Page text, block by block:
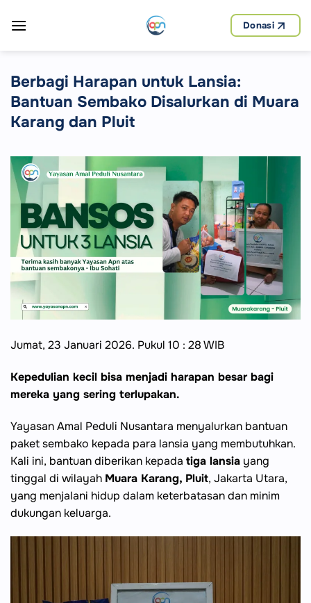
Donasi
Berbagi Harapan untuk Lansia:
Bantuan Sembako Disalurkan di Muara
Karang dan Pluit
Jumat, 23 Januari 2026. Pukul 10 : 28 WIB
Kepedulian kecil bisa menjadi harapan besar bagi
mereka yang sering terlupakan.
Yayasan Amal Peduli Nusantara menyalurkan bantuan
paket sembako kepada para lansia yang membutuhkan.
Kali ini, bantuan diberikan kepada tiga lansia yang
tinggal di wilayah Muara Karang, Pluit, Jakarta Utara,
yang menjalani hidup dalam keterbatasan dan minim
dukungan keluarga.